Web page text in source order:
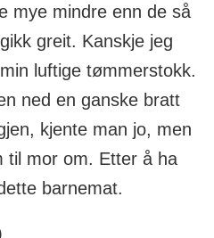
mye mindre enn de så
greit. Kanskje jeg
luftige tømmerstokk.
ned en ganske bratt
kjente man jo, men
til mor om. Etter å ha
barnemat.